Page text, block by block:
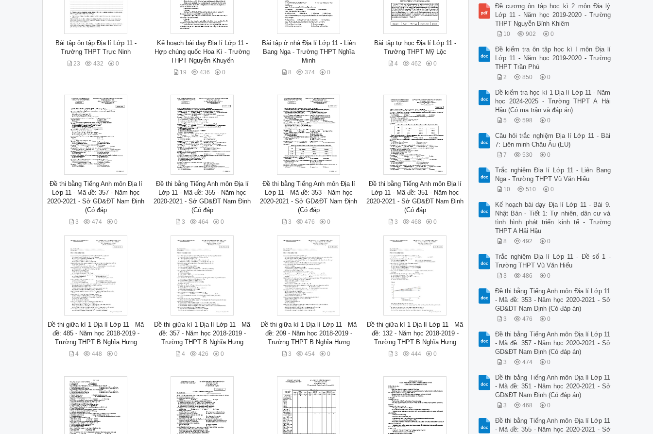
Bài tập ôn tập Địa lí Lớp 11 -
Trường THPT Trực Ninh
23 432 0
Kế hoạch bài dạy Địa lí Lớp 11 -
Hợp chúng quốc Hoa Kì - Trường
THPT Nguyễn Khuyến
19 436 0
Bài tập ở nhà Địa lí Lớp 11 - Liên
Bang Nga - Trường THPT Nghĩa
Minh
8 374 0
Bài tập tự học Địa lí Lớp 11 -
Trường THPT Mỹ Lộc
4 462 0
Đề thi bằng Tiếng Anh môn Địa lí
Lớp 11 - Mã đề: 357 - Năm học
2020-2021 - Sở GD&ĐT Nam Định
(Có đáp
3 474 0
Đề thi bằng Tiếng Anh môn Địa lí
Lớp 11 - Mã đề: 355 - Năm học
2020-2021 - Sở GD&ĐT Nam Định
(Có đáp
3 464 0
Đề thi bằng Tiếng Anh môn Địa lí
Lớp 11 - Mã đề: 353 - Năm học
2020-2021 - Sở GD&ĐT Nam Định
(Có đáp
3 476 0
Đề thi bằng Tiếng Anh môn Địa lí
Lớp 11 - Mã đề: 351 - Năm học
2020-2021 - Sở GD&ĐT Nam Định
(Có đáp
3 468 0
Đề thi giữa kì 1 Địa lí Lớp 11 - Mã
đề: 485 - Năm học 2018-2019 -
Trường THPT B Nghĩa Hưng
4 448 0
Đề thi giữa kì 1 Địa lí Lớp 11 - Mã
đề: 357 - Năm học 2018-2019 -
Trường THPT B Nghĩa Hưng
4 426 0
Đề thi giữa kì 1 Địa lí Lớp 11 - Mã
đề: 209 - Năm học 2018-2019 -
Trường THPT B Nghĩa Hưng
3 454 0
Đề thi giữa kì 1 Địa lí Lớp 11 - Mã
đề: 132 - Năm học 2018-2019 -
Trường THPT B Nghĩa Hưng
3 444 0
Đề cương ôn tập học kì 2 môn Địa lý
Lớp 11 - Năm học 2019-2020 - Trường
THPT Nguyễn Bỉnh Khiêm
10 902 0
Đề kiểm tra ôn tập học kì I môn Địa lí
Lớp 11 - Năm học 2019-2020 - Trường
THPT Trần Phú
2 850 0
Đề kiểm tra học kì 1 Địa lí Lớp 11 - Năm
học 2024-2025 - Trường THPT A Hải
Hậu (Có ma trận và đáp án)
5 598 0
Câu hỏi trắc nghiệm Địa lí Lớp 11 - Bài
7: Liên minh Châu Âu (EU)
7 530 0
Trắc nghiệm Địa lí Lớp 11 - Liên Bang
Nga - Trường THPT Vũ Văn Hiếu
10 510 0
Kế hoạch bài dạy Địa lí Lớp 11 - Bài 9.
Nhật Bản - Tiết 1: Tự nhiên, dân cư và
tình hình phát triển kinh tế - Trường
THPT A Hải Hậu
8 492 0
Trắc nghiệm Địa lí Lớp 11 - Đề số 1 -
Trường THPT Vũ Văn Hiếu
3 486 0
Đề thi bằng Tiếng Anh môn Địa lí Lớp 11
- Mã đề: 353 - Năm học 2020-2021 - Sở
GD&ĐT Nam Định (Có đáp án)
3 476 0
Đề thi bằng Tiếng Anh môn Địa lí Lớp 11
- Mã đề: 357 - Năm học 2020-2021 - Sở
GD&ĐT Nam Định (Có đáp án)
3 474 0
Đề thi bằng Tiếng Anh môn Địa lí Lớp 11
- Mã đề: 351 - Năm học 2020-2021 - Sở
GD&ĐT Nam Định (Có đáp án)
3 468 0
Đề thi bằng Tiếng Anh môn Địa lí Lớp 11
- Mã đề: 355 - Năm học 2020-2021 - Sở